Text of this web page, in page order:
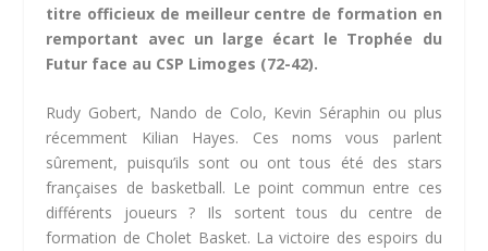
titre officieux de meilleur centre de formation en
remportant avec un large écart le Trophée du
Futur face au CSP Limoges (72-42).
Rudy Gobert, Nando de Colo, Kevin Séraphin ou plus
récemment Kilian Hayes. Ces noms vous parlent
sûrement, puisqu’ils sont ou ont tous été des stars
françaises de basketball. Le point commun entre ces
différents joueurs ? Ils sortent tous du centre de
formation de Cholet Basket. La victoire des espoirs du